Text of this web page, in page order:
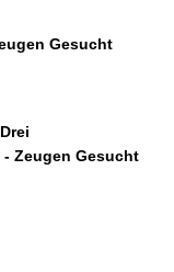
Gesucht
Zeugen Gesucht